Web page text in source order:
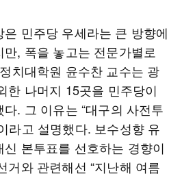
민주당 우세라는 큰 방향에
, 폭을 놓고는 전문가별로
치대학원 윤수찬 교수는 광
한 나머지 15곳을 민주당이
. 그 이유는 “대구의 사전투
라고 설명했다. 보수성향 유
본투표를 선호하는 경향이
거와 관련해선 “지난해 여름